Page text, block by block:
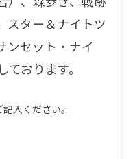
スター＆ナイトツ
ンセット・ナイ
おります。
入ください。